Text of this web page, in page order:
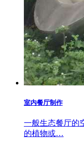
室内餐厅制作
一般生态餐厅的
的植物或…